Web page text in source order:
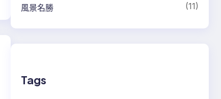
風景名勝 (11)
Tags